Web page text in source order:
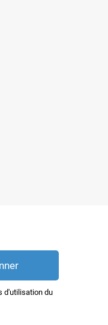
d'utilisation du